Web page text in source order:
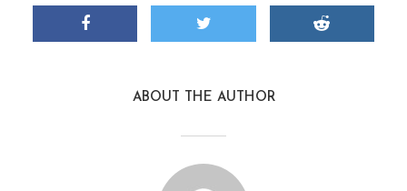
ABOUT THE AUTHOR